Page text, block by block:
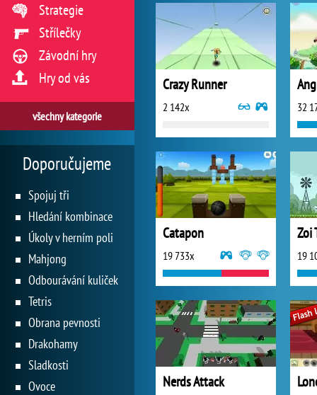
Crazy Runner
2 142x 32
Catapon
19 733x
Zoi
19
Nerds Attack
Strategie
Střílečky
Závodní hry
Hry od vás
všechny kategorie
Doporučujeme
Spojuj tři
Hledání kombinace
Úkoly v herním poli
Mahjong
Odbourávání kuliček
Tetris
Obrana pevnosti
Drakohamy
Sladkosti
Ovoce